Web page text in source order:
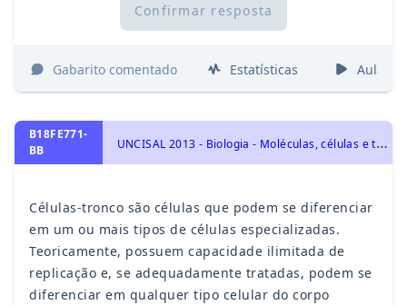
Confirmar resposta
Gabarito comentado Estatísticas Aulas
B18FE771-
BB
U
NCISAL 2013 - Biologia - Moléculas, células e tecidos
Células-tronco são células que podem se diferenciar
em um ou mais tipos de células especializadas.
Teoricamente, possuem capacidade ilimitada de
replicação e, se adequadamente tratadas, podem se
diferenciar em qualquer tipo celular do corpo